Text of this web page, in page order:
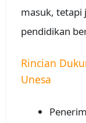
masuk, tetapi
pendidikan
Rincian
Unesa